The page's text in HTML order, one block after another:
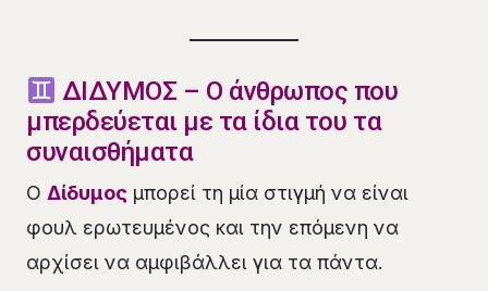
ΔΙΔΥΜΟΣ – Ο άνθρωπος που
μπερδεύεται με τα ίδια του τα
συναισθήματα
Ο Δίδυμος μπορεί τη μία στιγμή να είναι
φουλ ερωτευμένος και την επόμενη να
αρχίσει να αμφιβάλλει για τα πάντα.